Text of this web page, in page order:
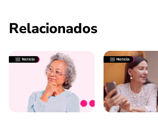
Relacionados